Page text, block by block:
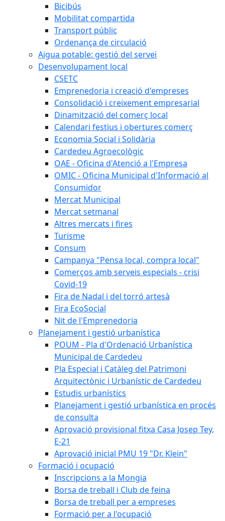
Bicibús
Mobilitat compartida
Transport públic
Ordenança de circulació
Aigua potable: gestió del servei
Desenvolupament local
CSETC
Emprenedoria i creació d'empreses
Consolidació i creixement empresarial
Dinamització del comerç local
Calendari festius i obertures comerç
Economia Social i Solidària
Cardedeu Agroecològic
OAE - Oficina d'Atenció a l'Empresa
OMIC - Oficina Municipal d'Informació al
Consumidor
Mercat Municipal
Mercat setmanal
Altres mercats i fires
Turisme
Consum
Campanya "Pensa local, compra local"
Comerços amb serveis especials - crisi
Covid-19
Fira de Nadal i del torró artesà
Fira EcoSocial
Nit de l'Emprenedoria
Planejament i gestió urbanística
POUM - Pla d'Ordenació Urbanística
Municipal de Cardedeu
Pla Especial i Catàleg del Patrimoni
Arquitectònic i Urbanístic de Cardedeu
Estudis urbanístics
Planejament i gestió urbanística en procés
de consulta
Aprovació provisional fitxa Casa Josep Tey,
E-21
Aprovació inicial PMU 19 "Dr. Klein"
Formació i ocupació
Inscripcions a la Mongia
Borsa de treball i Club de feina
Borsa de treball per a empreses
Formació per a l'ocupació